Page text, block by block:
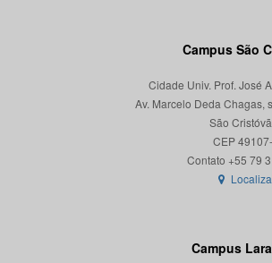
Campus São
Cidade Univ. Prof. José
Av. Marcelo Deda Chagas,
São
CEP
Campus